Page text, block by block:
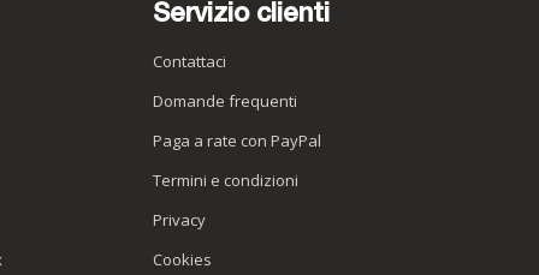
Servizio clienti
Contattaci
Domande frequenti
Paga a rate con PayPal
Termini e condizioni
Privacy
Cookies